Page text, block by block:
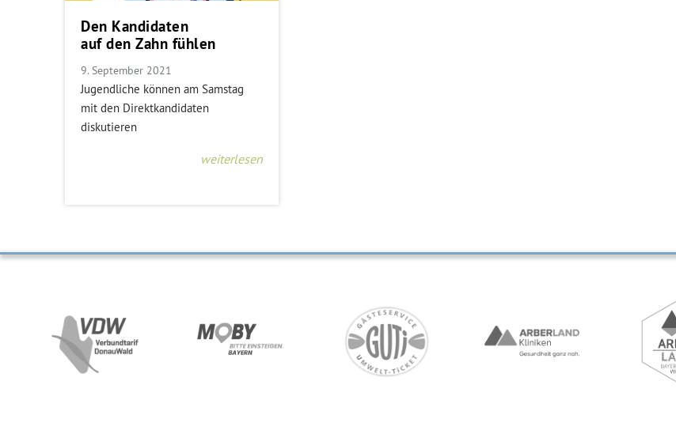
Den Kandidaten
auf den Zahn fühlen
9. September 2021
Jugendliche können am Samstag
mit den Direktkandidaten
diskutieren
weiterlesen